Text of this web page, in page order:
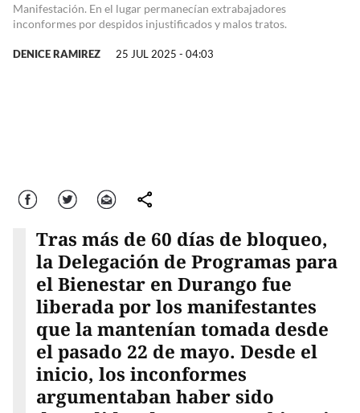
Manifestación. En el lugar permanecían extrabajadores
inconformes por despidos injustificados y malos tratos.
DENICE RAMIREZ 25 JUL 2025 - 04:03
Facebook Twitter Correo comparte
Tras más de 60 días de bloqueo,
la Delegación de Programas para
el Bienestar en Durango fue
liberada por los manifestantes
que la mantenían tomada desde
el pasado 22 de mayo. Desde el
inicio, los inconformes
argumentaban haber sido